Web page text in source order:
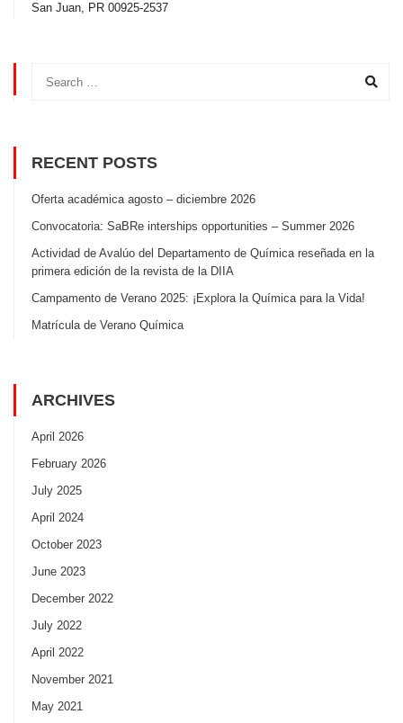
San Juan, PR 00925-2537
RECENT POSTS
Oferta académica agosto – diciembre 2026
Convocatoria: SaBRe interships opportunities – Summer 2026
Actividad de Avalúo del Departamento de Química reseñada en la
primera edición de la revista de la DIIA
Campamento de Verano 2025: ¡Explora la Química para la Vida!
Matrícula de Verano Química
ARCHIVES
April 2026
February 2026
July 2025
April 2024
October 2023
June 2023
December 2022
July 2022
April 2022
November 2021
May 2021